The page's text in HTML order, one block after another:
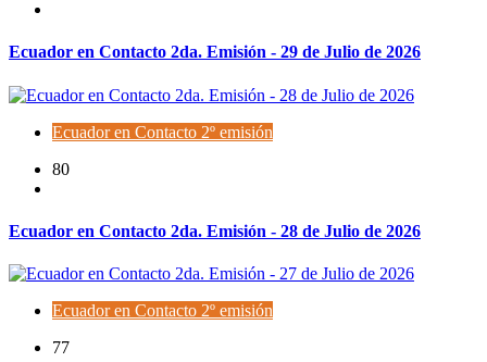
Ecuador en Contacto 2da. Emisión - 29 de Julio de 2026
Ecuador en Contacto 2º emisión
80
Ecuador en Contacto 2da. Emisión - 28 de Julio de 2026
Ecuador en Contacto 2º emisión
77